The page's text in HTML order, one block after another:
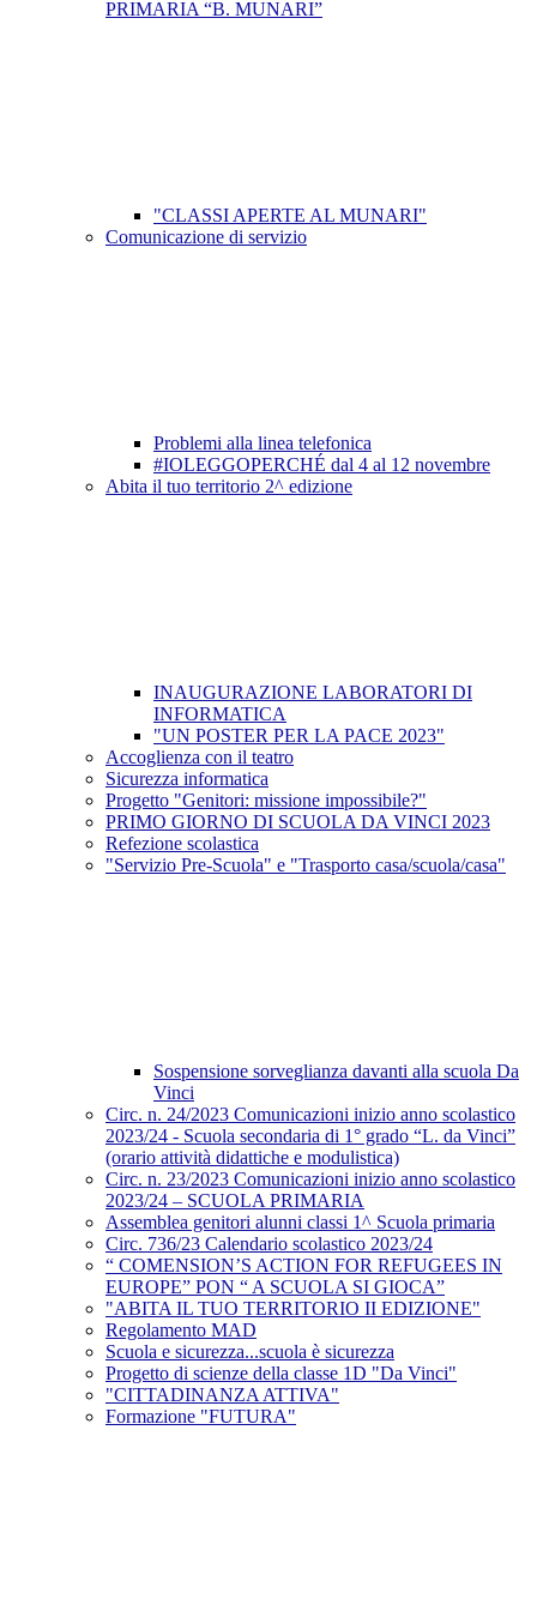
PRIMARIA “B. MUNARI”
"CLASSI APERTE AL MUNARI"
Comunicazione di servizio
Problemi alla linea telefonica
#IOLEGGOPERCHÉ dal 4 al 12 novembre
Abita il tuo territorio 2^ edizione
INAUGURAZIONE LABORATORI DI
INFORMATICA
"UN POSTER PER LA PACE 2023"
Accoglienza con il teatro
Sicurezza informatica
Progetto "Genitori: missione impossibile?"
PRIMO GIORNO DI SCUOLA DA VINCI 2023
Refezione scolastica
"Servizio Pre-Scuola" e "Trasporto casa/scuola/casa"
Sospensione sorveglianza davanti alla scuola Da
Vinci
Circ. n. 24/2023 Comunicazioni inizio anno scolastico
2023/24 - Scuola secondaria di 1° grado “L. da Vinci”
(orario attività didattiche e modulistica)
Circ. n. 23/2023 Comunicazioni inizio anno scolastico
2023/24 – SCUOLA PRIMARIA
Assemblea genitori alunni classi 1^ Scuola primaria
Circ. 736/23 Calendario scolastico 2023/24
“ COMENSION’S ACTION FOR REFUGEES IN
EUROPE” PON “ A SCUOLA SI GIOCA”
"ABITA IL TUO TERRITORIO II EDIZIONE"
Regolamento MAD
Scuola e sicurezza...scuola è sicurezza
Progetto di scienze della classe 1D "Da Vinci"
"CITTADINANZA ATTIVA"
Formazione "FUTURA"